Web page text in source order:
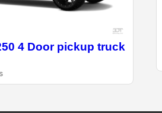
4 Door pickup truck